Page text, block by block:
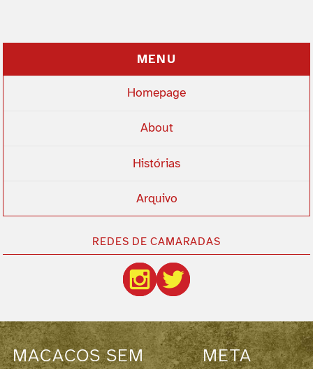
MENU
Homepage
About
Histórias
Arquivo
REDES DE CAMARADAS
MACACOS SEM
META